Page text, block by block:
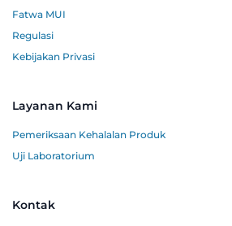
Fatwa MUI
Regulasi
Kebijakan Privasi
Layanan Kami
Pemeriksaan Kehalalan Produk
Uji Laboratorium
Kontak